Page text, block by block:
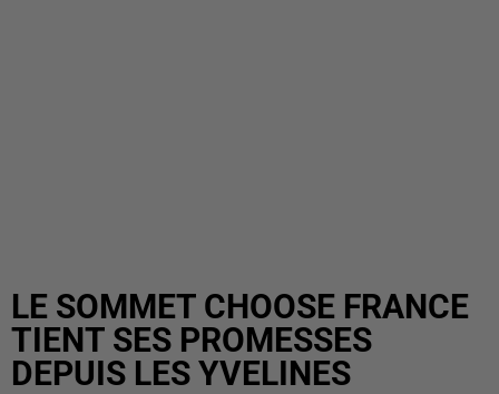
LE SOMMET CHOOSE FRANCE
TIENT SES PROMESSES
DEPUIS LES YVELINES